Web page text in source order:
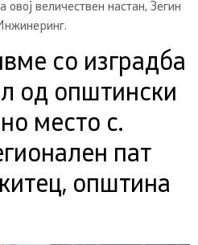
овој величествен настан, Зегин
со изградба
од општински
место с.
пат
општина